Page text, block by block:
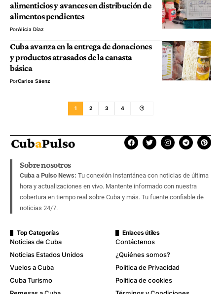
alimenticios y avances en distribución de
alimentos pendientes
PorAlicia Díaz
Cuba avanza en la entrega de donaciones
y productos atrasados de la canasta
básica
PorCarlos Sáenz
1 2 3 4
Sobre nosotros
Cuba a Pulso News: Tu conexión instantánea con noticias de última
hora y actualizaciones en vivo. Mantente informado con nuestra
cobertura en tiempo real sobre Cuba y más. Tu fuente confiable de
noticias 24/7.
Top Categorías
Noticias de Cuba
Noticias Estados Unidos
Vuelos a Cuba
Cuba Turismo
Enlaces útiles
Contáctenos
¿Quiénes somos?
Política de Privacidad
Política de cookies